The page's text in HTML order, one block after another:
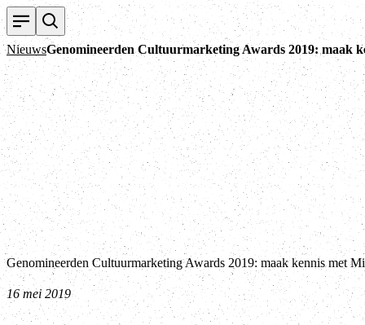
NieuwsGenomineerden Cultuurmarketing Awards 2019: maak
Genomineerden Cultuurmarketing Awards 2019: maak kennis met
16 mei 2019